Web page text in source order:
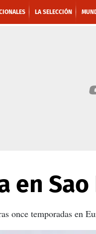
LA SELECCIÓN
en
once temporadas en